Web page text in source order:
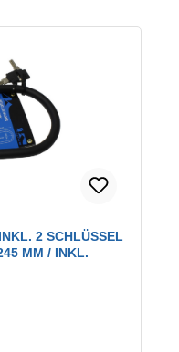
2 SCHLÜSSEL
MM / INKL.